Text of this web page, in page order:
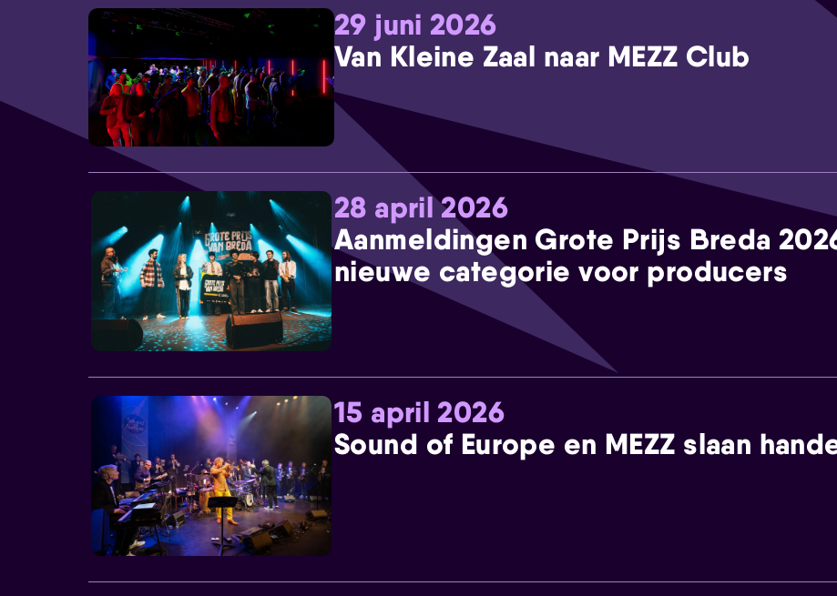
29 juni 2026
Van Kleine Zaal naar MEZZ Club
28 april 2026
Aanmeldingen Grote Prijs Breda
nieuwe categorie voor producers
15 april 2026
Sound of Europe en MEZZ slaan